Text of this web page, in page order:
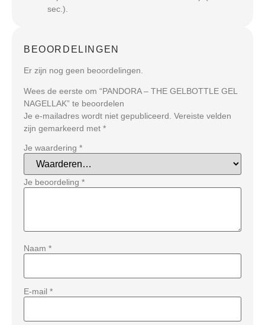
sec.).
BEOORDELINGEN
Er zijn nog geen beoordelingen.
Wees de eerste om “PANDORA – THE GELBOTTLE GEL
NAGELLAK” te beoordelen
Je e-mailadres wordt niet gepubliceerd. Vereiste velden
zijn gemarkeerd met *
Je waardering *
Je beoordeling *
Naam *
E-mail *